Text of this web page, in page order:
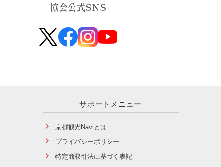
協会公式SNS
サポートメニュー
京都観光Naviとは
プライバシーポリシー
特定商取引法に基づく表記